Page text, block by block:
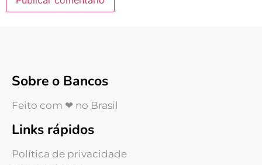
Sobre o Bancos
Feito com ❤ no Brasil
Links rápidos
Política de privacidade